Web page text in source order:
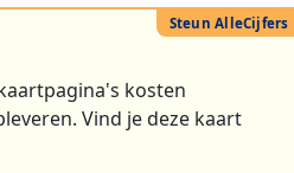
kosten
Vind je deze kaart